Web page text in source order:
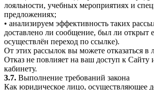
лояльности, учебных мероприятиях и
предложениях;
• анализируем эффективность таких
доставлено ли сообщение, был ли открыт
осуществлён переход по ссылке).
От этих рассылок вы можете отказаться в
Отказ не повлияет на ваш доступ к Сайту
кабинету.
3.7. Выполнение требований закона
Как юридическое лицо, осуществляющее